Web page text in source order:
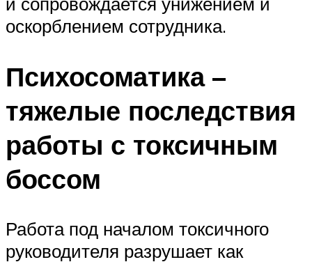
оскорблением сотрудника.
Психосоматика –
тяжелые последствия
работы с токсичным
боссом
Работа под началом токсичного
руководителя разрушает как